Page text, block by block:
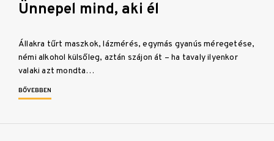
Ünnepel mind, aki él
Állakra tűrt maszkok, lázmérés, egymás gyanús méregetése,
némi alkohol külsőleg, aztán szájon át – ha tavaly ilyenkor
valaki azt mondta…
BŐVEBBEN